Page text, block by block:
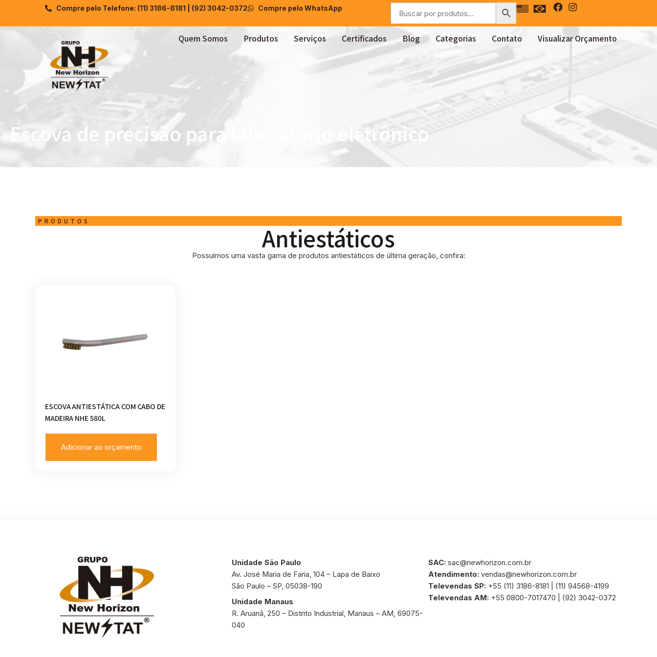
Compre pelo Telefone: (11) 3186-8181 | (92) 3042-0372 Compre pelo WhatsApp
Quem Somos Produtos Serviços Certificados Blog Categorias Contato Visualizar Orçamento
Escova de precisão para laboratório eletrônico
PRODUTOS
Antiestáticos
Possuímos uma vasta gama de produtos antiestáticos de última geração, confira:
ESCOVA ANTIESTÁTICA COM CABO DE
MADEIRA NHE 580L
Adicionar ao orçamento
Unidade São Paulo
Av. José Maria de Faria, 104 – Lapa de Baixo
São Paulo – SP, 05038-190
Unidade Manaus
R. Aruanã, 250 – Distrito Industrial, Manaus – AM, 69075-
040
SAC: sac@newhorizon.com.br
Atendimento: vendas@newhorizon.com.br
Televendas SP: +55 (11) 3186-8181 | (11) 94568-4199
Televendas AM: +55 0800-7017470 | (92) 3042-0372